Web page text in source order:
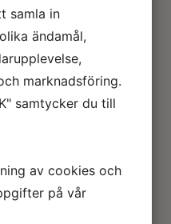
samla in
ändamål,
marknadsföring.
samtycker du till
av cookies och
på vår